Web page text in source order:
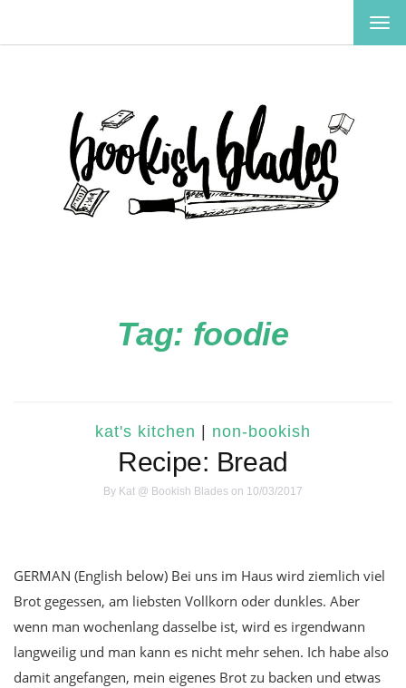
Tag: foodie
kat's kitchen non-bookish
Recipe: Bread
By Kat @ Bookish Blades on 10/03/2017
GERMAN (English below) Bei uns im Haus wird ziemlich viel
Brot gegessen, am liebsten Vollkorn oder dunkles. Aber
wenn man wochenlang dasselbe ist, wird es irgendwann
langweilig und man kann es nicht mehr sehen. Ich habe also
damit angefangen, mein eigenes Brot zu backen und etwas